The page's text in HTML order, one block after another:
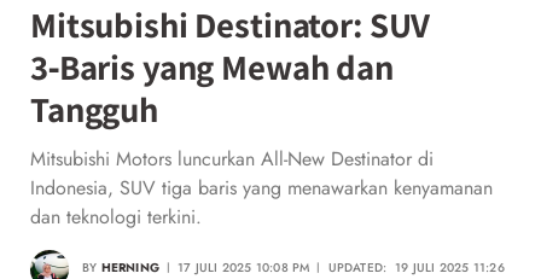
Mitsubishi Destinator: SUV
3‑Baris yang Mewah dan
Tangguh
Mitsubishi Motors luncurkan All-New Destinator di
Indonesia, SUV tiga baris yang menawarkan kenyamanan
dan teknologi terkini.
BY HERNING 17 JULI 2025 10:08 PM UPDATED: 19 JULI 2025 11:26